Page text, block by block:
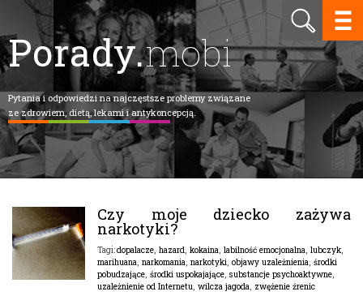
Porady.mobi
Pytania i odpowiedzi na najczęstsze problemy związane
ze zdrowiem, dietą, lekami i antykoncepcją.
Czy moje dziecko zażywa
narkotyki?
Tagi:dopalacze, hazard, kokaina, labilność emocjonalna, lubczyk,
marihuana, narkomania, narkotyki, objawy uzależnienia, środki
pobudzające, środki uspokajające, substancje psychoaktywne,
uzależnienie od Internetu, wilcza jagoda, zwężenie źrenic